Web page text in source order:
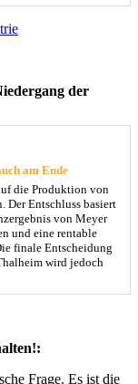
der
am Ende
die Produktion von
Der Entschluss basiert
von Meyer
und eine rentable
finale Entscheidung
wird jedoch
Frage. Es ist die